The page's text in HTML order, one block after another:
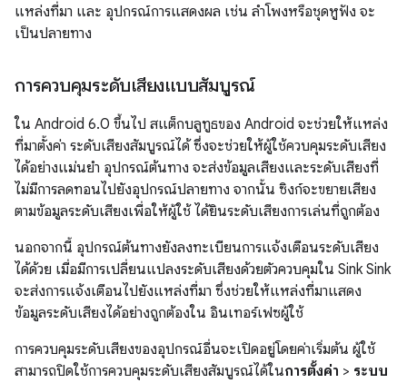
แหล่งที่มา และ อุปกรณ์การแสดงผล เช่น ลำโพงหรือชุดหูฟัง จะ
เป็นปลายทาง
การควบคุมระดับเสียงแบบสัมบูรณ์
ใน Android 6.0 ขึ้นไป สแต็กบลูทูธของ Android จะช่วยให้แหล่ง
ที่มาตั้งค่า ระดับเสียงสัมบูรณ์ได้ ซึ่งจะช่วยให้ผู้ใช้ควบคุมระดับเสียง
ได้อย่างแม่นยำ อุปกรณ์ต้นทาง จะส่งข้อมูลเสียงและระดับเสียงที่
ไม่มีการลดทอนไปยังอุปกรณ์ปลายทาง จากนั้น ซิงก์จะขยายเสียง
ตามข้อมูลระดับเสียงเพื่อให้ผู้ใช้ ได้ยินระดับเสียงการเล่นที่ถูกต้อง
นอกจากนี้ อุปกรณ์ต้นทางยังลงทะเบียนการแจ้งเตือนระดับเสียง
ได้ด้วย เมื่อมีการเปลี่ยนแปลงระดับเสียงด้วยตัวควบคุมใน Sink Sink
จะส่งการแจ้งเตือนไปยังแหล่งที่มา ซึ่งช่วยให้แหล่งที่มาแสดง
ข้อมูลระดับเสียงได้อย่างถูกต้องใน อินเทอร์เฟซผู้ใช้
การควบคุมระดับเสียงของอุปกรณ์อื่นจะเปิดอยู่โดยค่าเริ่มต้น ผู้ใช้
สามารถปิดใช้การควบคุมระดับเสียงสัมบูรณ์ได้ในการตั้งค่า > ระบบ